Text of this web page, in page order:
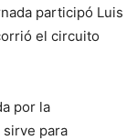
participó Luis
el circuito
por la
para